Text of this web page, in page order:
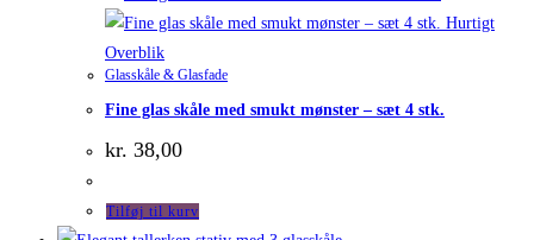
Hurtigt
Overblik
Glasskåle & Glasfade
Fine glas skåle med smukt mønster – sæt 4 stk.
kr. 38,00
Tilføj til kurv